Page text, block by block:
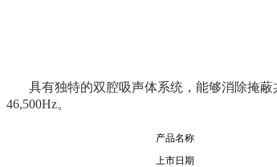
具有独特的双腔吸声体系统，能够消除掩蔽
46,500Hz。
产品名称
上市日期